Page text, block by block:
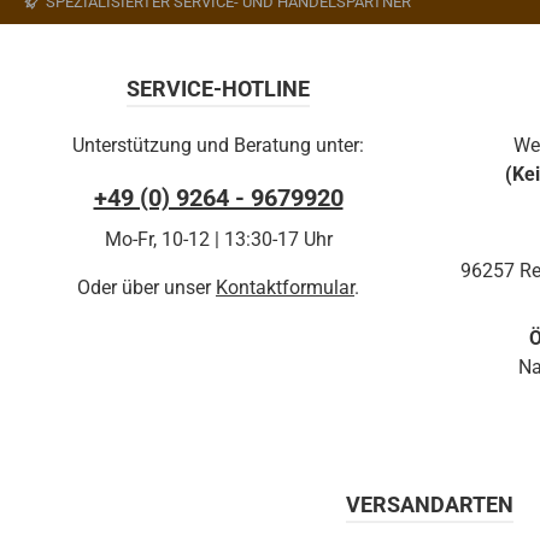
SERVICE-HOTLINE
Unterstützung und Beratung unter:
+49 (0) 9264 - 9679920
Mo-Fr, 10-12 | 13:30-17 Uhr
Oder über unser Kontaktformular.
96257
VERSANDARTEN